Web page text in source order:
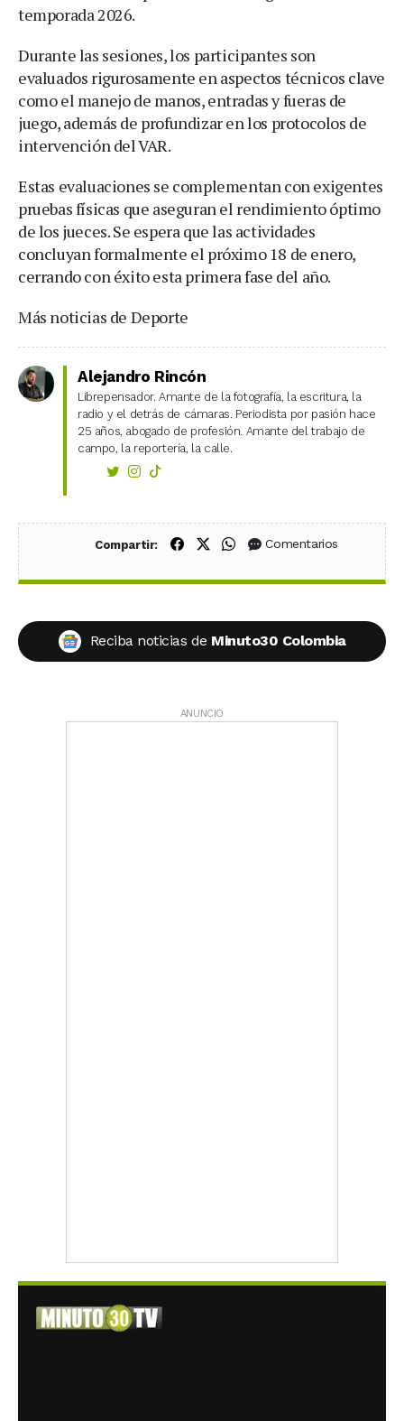
temporada 2026.
Durante las sesiones, los participantes son
evaluados rigurosamente en aspectos técnicos clave
como el manejo de manos, entradas y fueras de
juego, además de profundizar en los protocolos de
intervención del VAR.
Estas evaluaciones se complementan con exigentes
pruebas físicas que aseguran el rendimiento óptimo
de los jueces. Se espera que las actividades
concluyan formalmente el próximo 18 de enero,
cerrando con éxito esta primera fase del año.
Más noticias de Deporte
Alejandro Rincón
Librepensador. Amante de la fotografía, la escritura, la
radio y el detrás de cámaras. Periodista por pasión hace
25 años, abogado de profesión. Amante del trabajo de
campo, la reportería, la calle.
Compartir: Compartir en Facebook
Compartir en X (Twitter)
Compartir en WhatsApp
Comentarios
Reciba noticias de Minuto30 Colombia
ANUNCIO